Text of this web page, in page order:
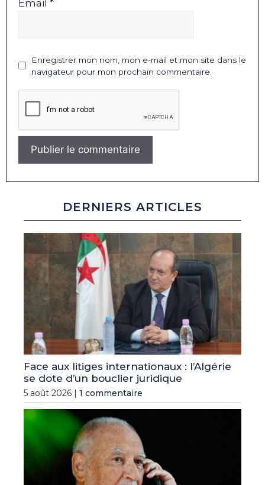
Email *
Enregistrer mon nom, mon e-mail et mon site dans le
navigateur pour mon prochain commentaire.
DERNIERS ARTICLES
Face aux litiges internationaux : l’Algérie
se dote d’un bouclier juridique
5 août 2026 | 1 commentaire